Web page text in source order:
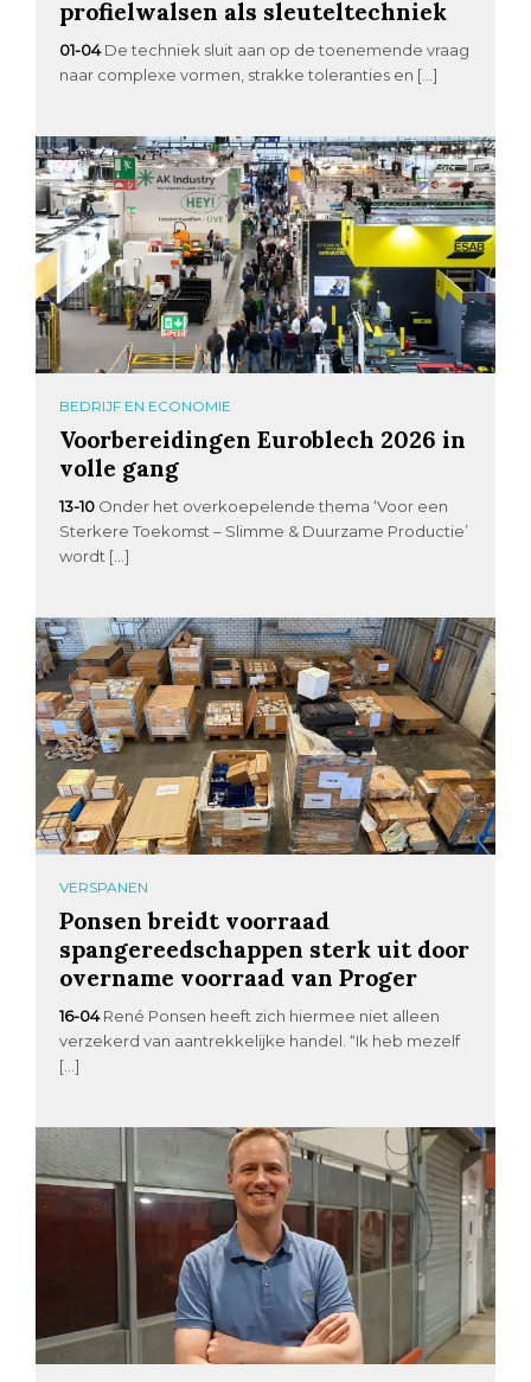
profielwalsen als sleuteltechniek
01-04 De techniek sluit aan op de toenemende vraag
naar complexe vormen, strakke toleranties en […]
BEDRIJF EN ECONOMIE
Voorbereidingen Euroblech 2026 in
volle gang
13-10 Onder het overkoepelende thema ‘Voor een
Sterkere Toekomst – Slimme & Duurzame Productie’
wordt […]
VERSPANEN
Ponsen breidt voorraad
spangereedschappen sterk uit door
overname voorraad van Proger
16-04 René Ponsen heeft zich hiermee niet alleen
verzekerd van aantrekkelijke handel. “Ik heb mezelf
[…]